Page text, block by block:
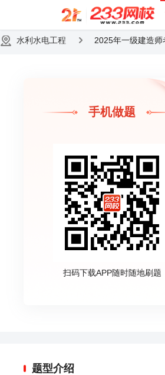
水利水电工程 2025年一级建造
手机做题
扫码下载APP随时随地刷题
题型介绍